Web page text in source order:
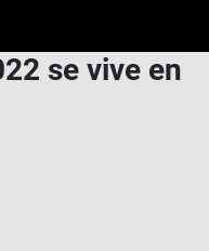
se vive en